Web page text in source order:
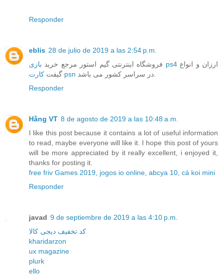
Responder
eblis 28 de julio de 2019 a las 2:54 p.m.
فروشگاه اینترنتی گیم استور مرجع خرید بازی ps4ارزان و انواع
گیفت کارت psn
Responder
Hằng VT 8 de agosto de 2019 a las 10:48 a.m.
I like this post because it contains a lot of useful information
to read, maybe everyone will like it. I hope this post of yours
will be more appreciated by it really excellent, i enjoyed it,
thanks for posting it.
free friv Games 2019 jogos io online abcya 10 cá koi mini
Responder
javad 9 de septiembre de 2019 a las 4:10 p.m.
کد تخفیف دیجی کالا
kharidarzon
ux magazine
plurk
ello